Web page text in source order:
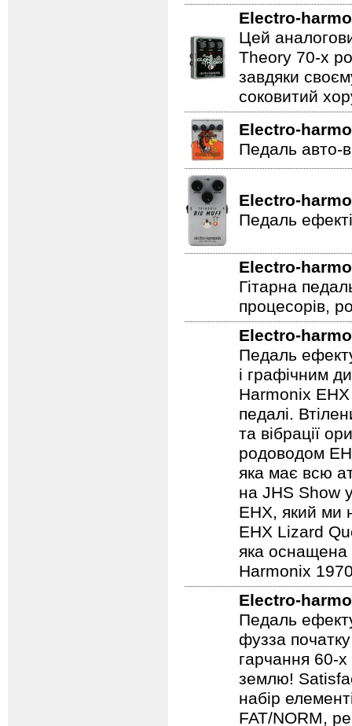
Electro-
Цей
Theory 70-х
завдяки
соковитий
Electro-
Педаль авто-
Electro-
Педаль
Electro-
Гітарна
процесорів,
Electro-
Педаль
і графічним
Harmonix
педалі.
та вібрації
родоводом
яка має всю
на JHS Show
EHX, який ми
EHX Lizard
яка оснащена
Harmonix
Electro-
Педаль
фузза
гарчання 60-
землю!
набір